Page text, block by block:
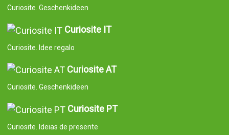
Curiosite. Geschenkideen
Curiosite IT
Curiosite. Idee regalo
Curiosite AT
Curiosite. Geschenkideen
Curiosite PT
Curiosite. Ideias de presente